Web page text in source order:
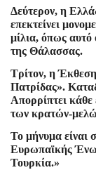
Δεύτερον, η
επεκτείνει
μίλια, όπως αυτό
της Θάλασσας.
Τρίτον, η
Πατρίδας».
Απορρίπτει κάθε
των κρατών-
Το μήνυμα είναι
Ευρωπαϊκής
Τουρκία.»